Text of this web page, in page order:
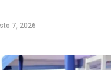
7, 2026